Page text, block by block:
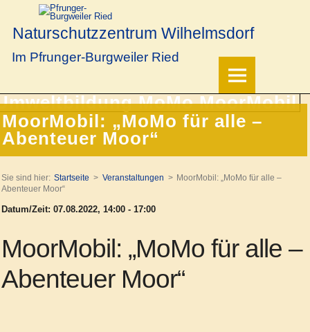
Naturschutzzentrum Wilhelmsdorf
Im Pfrunger-Burgweiler Ried
MoorMobil: „MoMo für alle –
Abenteuer Moor“
Sie sind hier: Startseite Veranstaltungen
MoorMobil: „MoMo für alle –
Abenteuer Moor“
Datum/Zeit: 07.08.2022, 14:00 - 17:00
MoorMobil: „MoMo für alle –
Abenteuer Moor“